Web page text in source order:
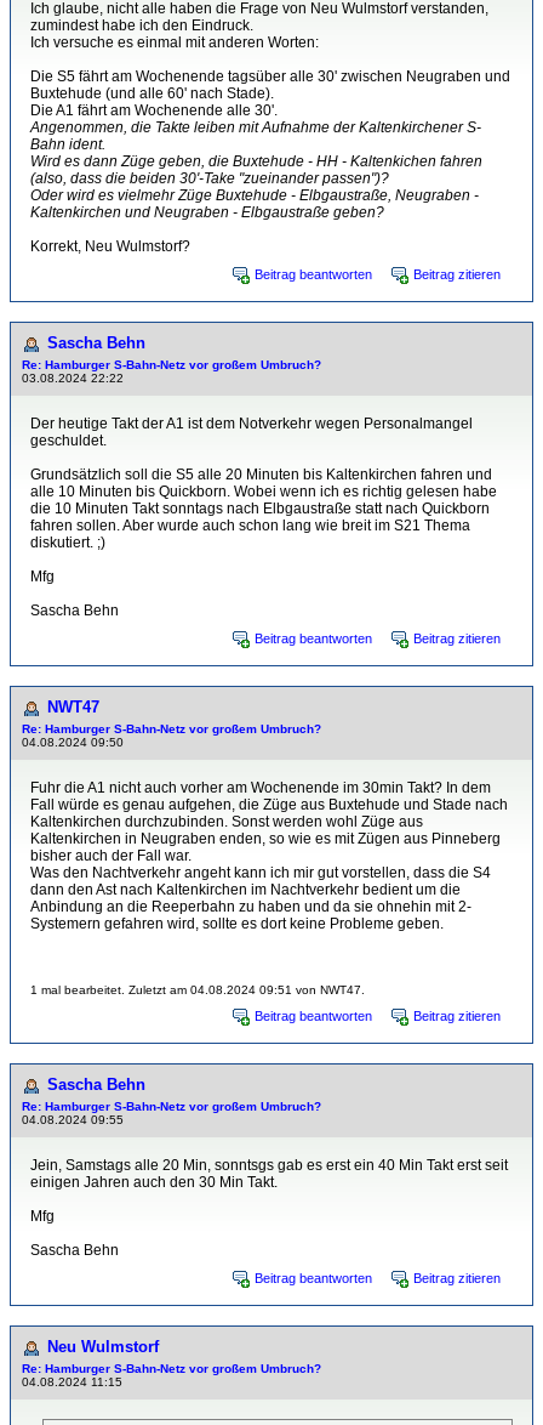
Ich glaube, nicht alle haben die Frage von Neu Wulmstorf verstanden,
zumindest habe ich den Eindruck.
Ich versuche es einmal mit anderen Worten:
Die S5 fährt am Wochenende tagsüber alle 30' zwischen Neugraben und
Buxtehude (und alle 60' nach Stade).
Die A1 fährt am Wochenende alle 30'.
Angenommen, die Takte leiben mit Aufnahme der Kaltenkirchener S-
Bahn ident.
Wird es dann Züge geben, die Buxtehude - HH - Kaltenkichen fahren
(also, dass die beiden 30'-Take "zueinander passen")?
Oder wird es vielmehr Züge Buxtehude - Elbgaustraße, Neugraben -
Kaltenkirchen und Neugraben - Elbgaustraße geben?
Korrekt, Neu Wulmstorf?
Beitrag beantworten Beitrag zitieren
Sascha Behn
Re: Hamburger S-Bahn-Netz vor großem Umbruch?
03.08.2024 22:22
Der heutige Takt der A1 ist dem Notverkehr wegen Personalmangel
geschuldet.
Grundsätzlich soll die S5 alle 20 Minuten bis Kaltenkirchen fahren und
alle 10 Minuten bis Quickborn. Wobei wenn ich es richtig gelesen habe
die 10 Minuten Takt sonntags nach Elbgaustraße statt nach Quickborn
fahren sollen. Aber wurde auch schon lang wie breit im S21 Thema
diskutiert. ;)
Mfg
Sascha Behn
Beitrag beantworten Beitrag zitieren
NWT47
Re: Hamburger S-Bahn-Netz vor großem Umbruch?
04.08.2024 09:50
Fuhr die A1 nicht auch vorher am Wochenende im 30min Takt? In dem
Fall würde es genau aufgehen, die Züge aus Buxtehude und Stade nach
Kaltenkirchen durchzubinden. Sonst werden wohl Züge aus
Kaltenkirchen in Neugraben enden, so wie es mit Zügen aus Pinneberg
bisher auch der Fall war.
Was den Nachtverkehr angeht kann ich mir gut vorstellen, dass die S4
dann den Ast nach Kaltenkirchen im Nachtverkehr bedient um die
Anbindung an die Reeperbahn zu haben und da sie ohnehin mit 2-
Systemern gefahren wird, sollte es dort keine Probleme geben.
1 mal bearbeitet. Zuletzt am 04.08.2024 09:51 von NWT47.
Beitrag beantworten Beitrag zitieren
Sascha Behn
Re: Hamburger S-Bahn-Netz vor großem Umbruch?
04.08.2024 09:55
Jein, Samstags alle 20 Min, sonntsgs gab es erst ein 40 Min Takt erst seit
einigen Jahren auch den 30 Min Takt.
Mfg
Sascha Behn
Beitrag beantworten Beitrag zitieren
Neu Wulmstorf
Re: Hamburger S-Bahn-Netz vor großem Umbruch?
04.08.2024 11:15